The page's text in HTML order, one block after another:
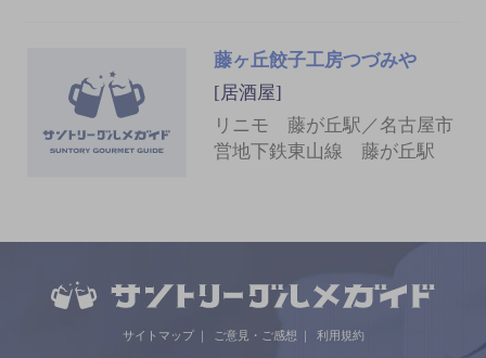
藤ヶ丘餃子工房つづみや
[居酒屋]
リニモ 藤が丘駅／名古屋市
営地下鉄東山線 藤が丘駅
サイトマップ ご意見・ご感想 利用規約